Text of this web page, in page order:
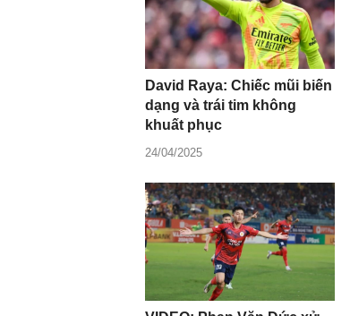
David Raya: Chiếc mũi biến
dạng và trái tim không
khuất phục
24/04/2025